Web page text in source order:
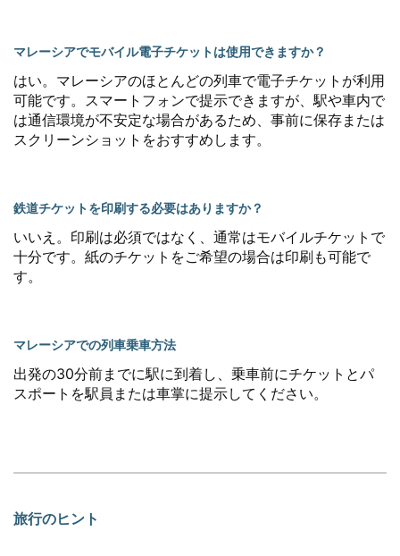
マレーシアでモバイル電子チケットは使用できますか？
はい。マレーシアのほとんどの列車で電子チケットが利用
可能です。スマートフォンで提示できますが、駅や車内で
は通信環境が不安定な場合があるため、事前に保存または
スクリーンショットをおすすめします。
鉄道チケットを印刷する必要はありますか？
いいえ。印刷は必須ではなく、通常はモバイルチケットで
十分です。紙のチケットをご希望の場合は印刷も可能で
す。
マレーシアでの列車乗車方法
出発の30分前までに駅に到着し、乗車前にチケットとパ
スポートを駅員または車掌に提示してください。
旅行のヒント